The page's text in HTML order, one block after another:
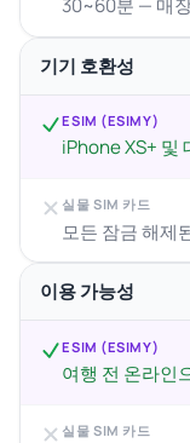
30~60분 — 매
기기 호환성
ESIM (ESIMY)
iPhone XS+ 및
실물 SIM 카드
모든 잠금 해제
이용 가능성
ESIM (ESIMY)
여행 전 온라인
실물 SIM 카드